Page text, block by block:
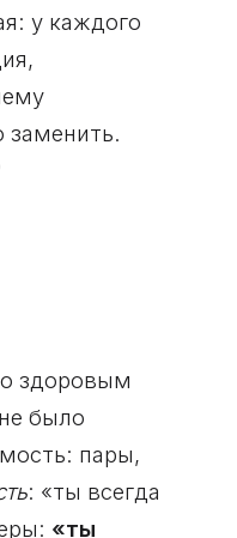
у каждого
заменить.
здоровым
было
пары,
: «ты всегда
«ты